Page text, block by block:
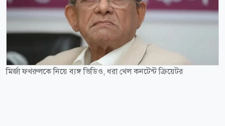
মির্জা ফখরুলকে নিয়ে ব্যঙ্গ ভিডিও, ধরা খেল কনটেন্ট ক্রিয়েটর